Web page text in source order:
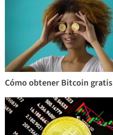
Cómo obtener Bitcoin gratis